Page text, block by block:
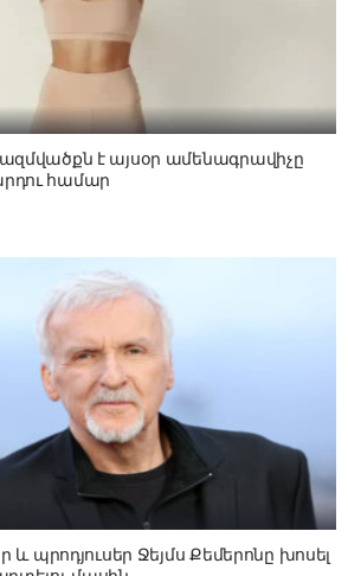
է այսօր ամենագրավիչը
համար
և պրոդյուսեր Ջեյմս Քեմերոնը խոսել